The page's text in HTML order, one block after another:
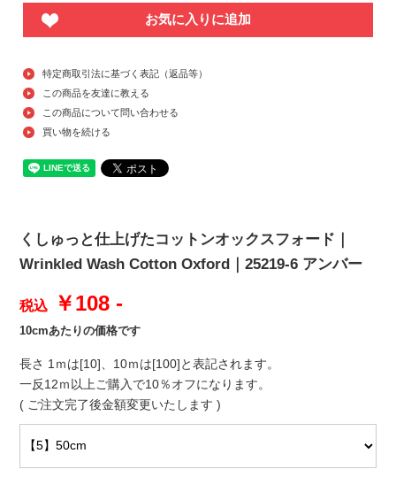
お気に入りに追加
特定商取引法に基づく表記（返品等）
この商品を友達に教える
この商品について問い合わせる
買い物を続ける
くしゅっと仕上げたコットンオックスフォード｜
Wrinkled Wash Cotton Oxford｜25219-6 アンバー
税込 ￥108 -
10cmあたりの価格です
長さ 1ｍは[10]、10ｍは[100]と表記されます。
一反12ｍ以上ご購入で10％オフになります。
( ご注文完了後金額変更いたします )